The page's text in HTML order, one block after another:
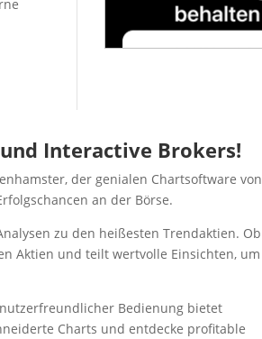
Interactive Brokers!
der genialen Chartsoftware von
an der Börse.
zu den heißesten Trendaktien. Ob
Aktien und teilt wertvolle Einsichten, um
Bedienung bietet
Charts und entdecke profitable